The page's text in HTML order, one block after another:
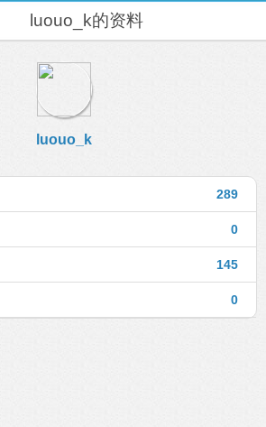
luouo_k的资料
luouo_k
289
0
145
0